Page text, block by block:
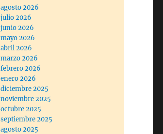
agosto 2026
julio 2026
junio 2026
mayo 2026
abril 2026
marzo 2026
febrero 2026
enero 2026
diciembre 2025
noviembre 2025
octubre 2025
septiembre 2025
agosto 2025